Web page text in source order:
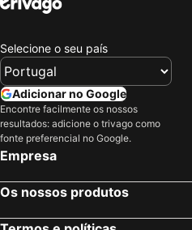
Selecione o seu país
Adicionar no Google
Encontre facilmente os nossos
resultados: adicione o trivago como
fonte preferencial no Google.
Empresa
Os nossos produtos